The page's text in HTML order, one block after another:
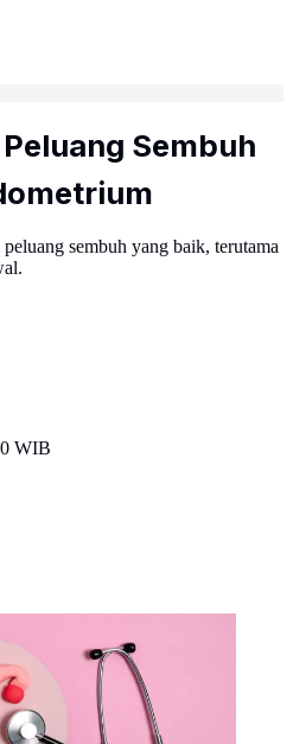
Sembuh
sembuh yang baik, terutama
WIB